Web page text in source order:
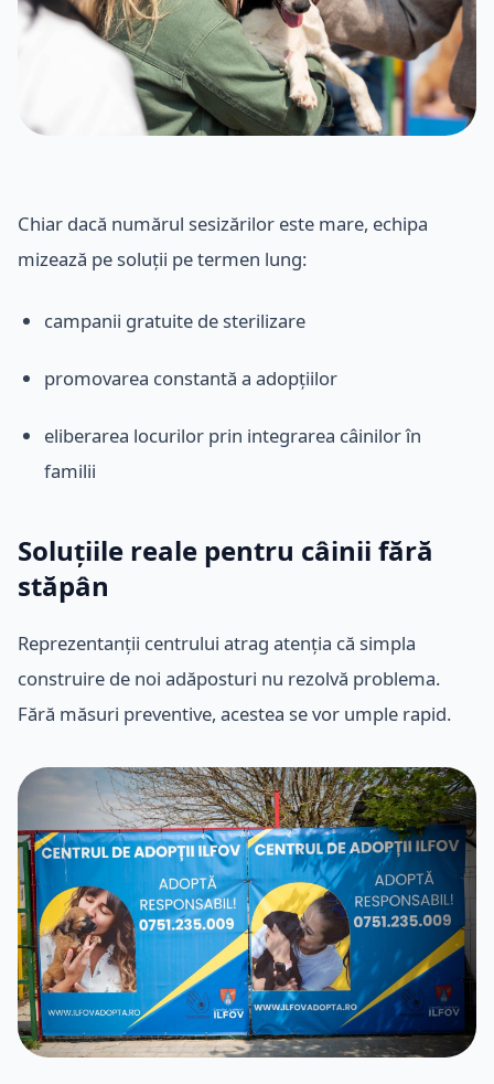
Chiar dacă numărul sesizărilor este mare, echipa
mizează pe soluții pe termen lung:
campanii gratuite de sterilizare
promovarea constantă a adopțiilor
eliberarea locurilor prin integrarea câinilor în
familii
Soluțiile reale pentru câinii fără
stăpân
Reprezentanții centrului atrag atenția că simpla
construire de noi adăposturi nu rezolvă problema.
Fără măsuri preventive, acestea se vor umple rapid.